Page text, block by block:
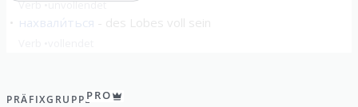
Verb unvollendet
нахвали́ться
PRÄFIXGRUPPEPRO